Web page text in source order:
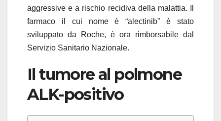
aggressive e a rischio recidiva della malattia. Il
farmaco il cui nome è “alectinib” è stato
sviluppato da Roche, è ora rimborsabile dal
Servizio Sanitario Nazionale.
Il tumore al polmone
ALK-positivo